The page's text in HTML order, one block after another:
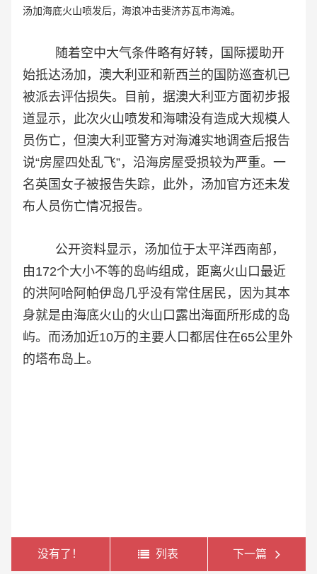
汤加海底火山喷发后，海浪冲击斐济苏瓦市海滩。
随着空中大气条件略有好转，国际援助开
始抵达汤加，澳大利亚和新西兰的国防巡查机已
被派去评估损失。目前，据澳大利亚方面初步报
道显示，此次火山喷发和海啸没有造成大规模人
员伤亡，但澳大利亚警方对海滩实地调查后报告
说“房屋四处乱飞”，沿海房屋受损较为严重。一
名英国女子被报告失踪，此外，汤加官方还未发
布人员伤亡情况报告。
公开资料显示，汤加位于太平洋西南部，
由172个大小不等的岛屿组成，距离火山口最近
的洪阿哈阿帕伊岛几乎没有常住居民，因为其本
身就是由海底火山的火山口露出海面所形成的岛
屿。而汤加近10万的主要人口都居住在65公里外
的塔布岛上。
没有了！ 列表 下一篇